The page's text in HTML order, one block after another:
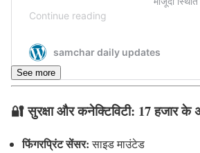
See more
🔐 सुरक्षा और कनेक्टिविटी: 17 हजार के
फिंगरप्रिंट सेंसर:साइड माउंटेड